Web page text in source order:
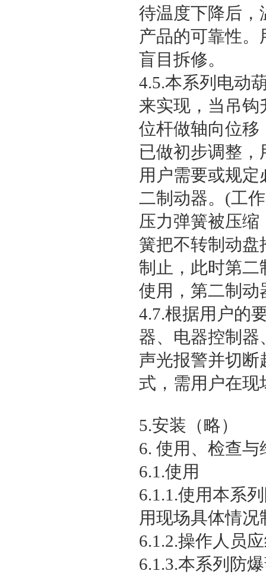
待温度下降后，
产品的可靠性
盲目拆修。
4.5.本系列电动
来实现，当吊
位杆做轴向位移
已做初步调整，
用户需要或规
二制动器。(工
压力弹簧被压
簧把不转制动
制止，此时第二
使用，第二制动
4.7.根据用户的
器、电器控制器
声光报警并切
式，需用户在
5.安装（略）
6. 使用、检查与
6.1.使用
6.1.1.使用本系
用现场具体情
6.1.2.操作人员
6.1.3.本系列防